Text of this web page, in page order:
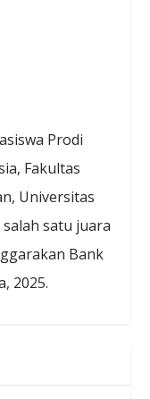
Prodi
Fakultas
Universitas
satu juara
Bank
2025.